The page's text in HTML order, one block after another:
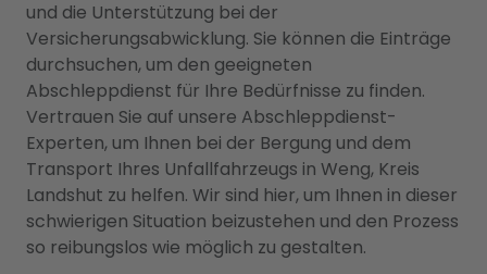
und die Unterstützung bei der
Versicherungsabwicklung. Sie können die Einträge
durchsuchen, um den geeigneten
Abschleppdienst für Ihre Bedürfnisse zu finden.
Vertrauen Sie auf unsere Abschleppdienst-
Experten, um Ihnen bei der Bergung und dem
Transport Ihres Unfallfahrzeugs in Weng, Kreis
Landshut zu helfen. Wir sind hier, um Ihnen in dieser
schwierigen Situation beizustehen und den Prozess
so reibungslos wie möglich zu gestalten.